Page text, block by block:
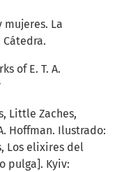
mujeres. La
of E. T. A.
Little Zaches,
Hoffman. Ilustrado:
Los elixires del
pulga]. Kyiv: